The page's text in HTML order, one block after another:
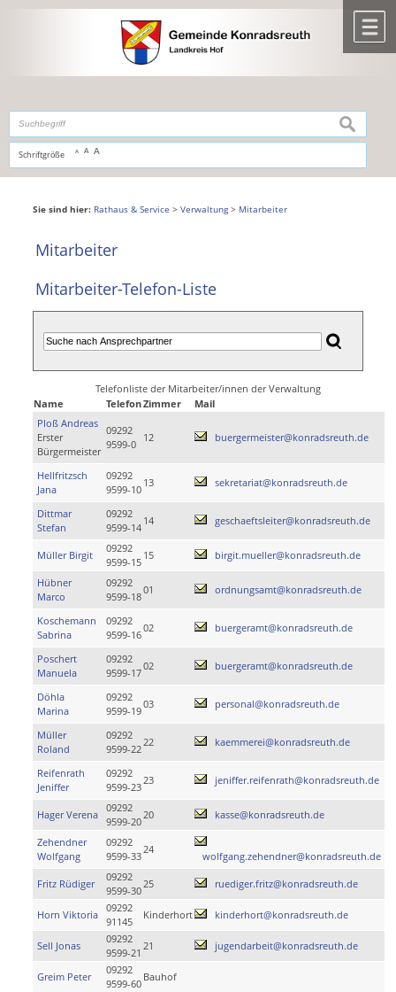
,zur Navigationoderzur Startseitespringen.
Schriftgröße A A A
suchen
Sie sind hier: Rathaus & Service > Verwaltung> Mitarbeiter
Mitarbeiter
Mitarbeiter-Telefon-Liste
Telefonliste der Mitarbeiter/innen der Verwaltung
Name
TelefonZimmer
Mail
Ploß Andreas
Erster
Bürgermeister
09292
9599-0
12 buergermeister@konradsreuth.de
Hellfritzsch
Jana
09292
9599-10
13 sekretariat@konradsreuth.de
Dittmar
Stefan
09292
9599-14
14 geschaeftsleiter@konradsreuth.de
Müller Birgit
09292
9599-15
15 birgit.mueller@konradsreuth.de
Hübner
Marco
09292
9599-18
01 ordnungsamt@konradsreuth.de
Koschemann
Sabrina
09292
9599-16
02 buergeramt@konradsreuth.de
Poschert
Manuela
09292
9599-17
02 buergeramt@konradsreuth.de
Döhla
Marina
09292
9599-19
03 personal@konradsreuth.de
Müller
Roland
09292
9599-22
22 kaemmerei@konradsreuth.de
Reifenrath
Jeniffer
09292
9599-23
23 jeniffer.reifenrath@konradsreuth.de
Hager Verena
09292
9599-20
20 kasse@konradsreuth.de
Zehendner
Wolfgang
09292
9599-33
24
wolfgang.zehendner@konradsreuth.de
Fritz Rüdiger
09292
9599-30
25 ruediger.fritz@konradsreuth.de
Horn Viktoria
09292
91145
Kinderhort kinderhort@konradsreuth.de
Sell Jonas
09292
9599-21
21 jugendarbeit@konradsreuth.de
Greim Peter
09292
9599-60
Bauhof